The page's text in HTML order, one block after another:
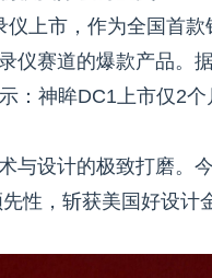
上市，作为全国首
仪赛道的爆款产品。
：神眸DC1上市仅2
与设计的极致打磨。
性，斩获美国好设